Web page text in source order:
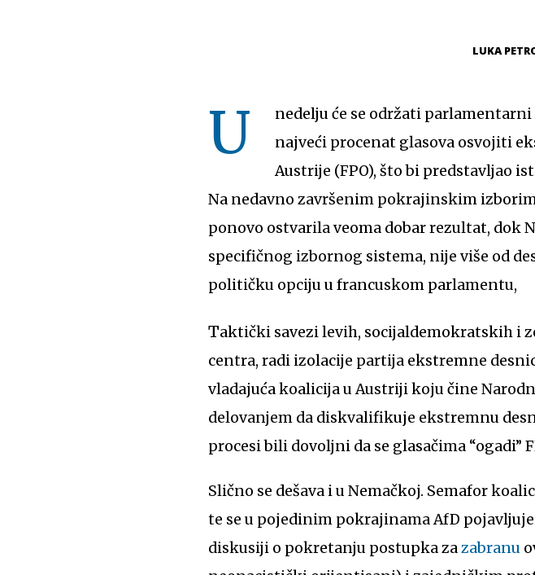
LUKA
U
nedelju će se održati
najveći procenat glasova osvojiti
Austrije (FPO), što bi predstavljao
Na nedavno završenim pokrajinskim
ponovo ostvarila veoma dobar rezultat, dok
specifičnog izbornog sistema, nije više od
političku opciju u francuskom parlamentu,
Taktički savezi levih, socijaldemokratskih i zelenih stranaka sa liberalima i partijama desnog
centra, radi izolacije partija ekstremne
vladajuća koalicija u Austriji koju čine
delovanjem da diskvalifikuje ekstremnu
procesi bili dovoljni da se glasačima “ogadi”
Slično se dešava i u Nemačkoj. Semafor
te se u pojedinim pokrajinama AfD
diskusiji o pokretanju postupka zazabranu